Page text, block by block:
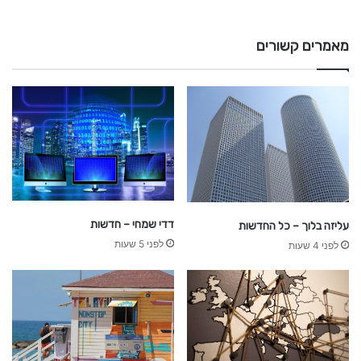
מאמרים קשורים
עליזה בלוך – כל החדשות
לפני 4 שעות
דדי שמחי – חדשות
לפני 5 שעות